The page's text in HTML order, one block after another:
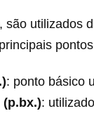
são utilizados
: ponto básico
: